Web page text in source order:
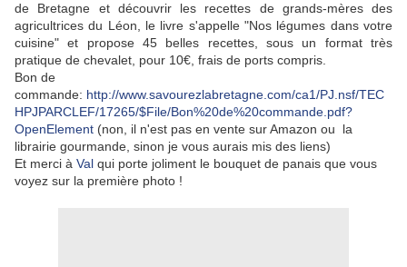
de Bretagne et découvrir les recettes de grands-mères des
agricultrices du Léon, le livre s'appelle "Nos légumes dans votre
cuisine" et propose 45 belles recettes, sous un format très
pratique de chevalet, pour 10€, frais de ports compris.
Bon de
commande: http://www.savourezlabretagne.com/ca1/PJ.nsf/TEC
HPJPARCLEF/17265/$File/Bon%20de%20commande.pdf?
OpenElement (non, il n'est pas en vente sur Amazon ou la
librairie gourmande, sinon je vous aurais mis des liens)
Et merci à Val qui porte joliment le bouquet de panais que vous
voyez sur la première photo !